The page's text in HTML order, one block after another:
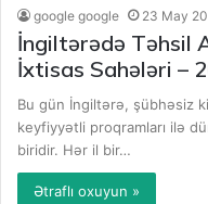
google google 23 May
İngiltərədə Təhsil
İxtisas Sahələri –
Bu gün İngiltərə, şübhəsiz
keyfiyyətli proqramları ilə
biridir. Hər il bir…
Ətraflı oxuyun »